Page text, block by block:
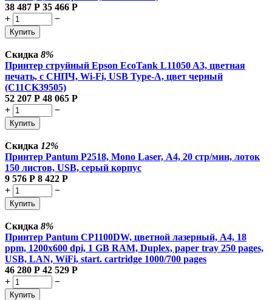
38 487 Р 35 466 Р
+
−
Купить
Скидка 8%
Принтер струйный Epson EcoTank L11050 A3, цветная
печать, с СНПЧ, Wi-Fi, USB Type-A, цвет черный
(C11CK39505)
52 207 Р 48 065 Р
+
−
Купить
Скидка 12%
Принтер Pantum P2518, Mono Laser, А4, 20 стр/мин, лоток
150 листов, USB, серый корпус
9 576 Р 8 422 Р
+
−
Купить
Скидка 8%
Принтер Pantum CP1100DW, цветной лазерный, A4, 18
ppm, 1200x600 dpi, 1 GB RAM, Duplex, paper tray 250 pages,
USB, LAN, WiFi, start. cartridge 1000/700 pages
46 280 Р 42 529 Р
+
−
Купить